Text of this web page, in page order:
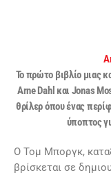
Το πρώτο βιβλίο μιας
Arne Dahl και Jonas
θρίλερ όπου ένας
ύποπτος
Ο Τομ Μποργκ,
βρίσκεται σε